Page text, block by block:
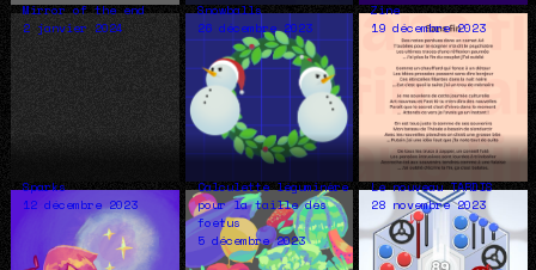
Mirror of the end
2 janvier 2024
Snowballs
26 décembre 2023
Zine
19 décembre 2023
Sparks
12 décembre 2023
Calculette léguminère
pour la taille des
foetus
5 décembre 2023
Le nouveau TARDIS
28 novembre 2023